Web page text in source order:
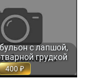
с лапшой,
грудкой
400
С ЛАПШОЙ,
ГРУДКОЙ
МЛ. 400